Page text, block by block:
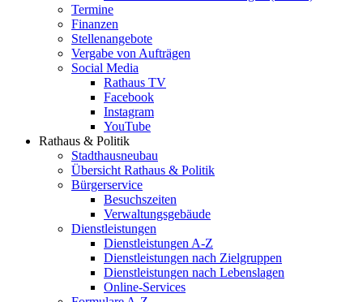
Termine
Finanzen
Stellenangebote
Vergabe von Aufträgen
Social Media
Rathaus TV
Facebook
Instagram
YouTube
Rathaus & Politik
Stadthausneubau
Übersicht Rathaus & Politik
Bürgerservice
Besuchszeiten
Verwaltungsgebäude
Dienstleistungen
Dienstleistungen A-Z
Dienstleistungen nach Zielgruppen
Dienstleistungen nach Lebenslagen
Online-Services